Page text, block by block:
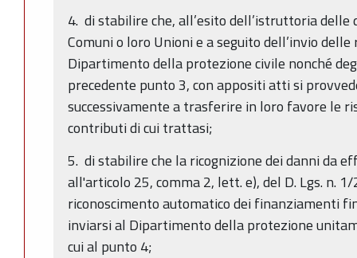
4. di stabilire che, all’esito dell’istruttoria delle
Comuni o loro Unioni e a seguito dell’invio
Dipartimento della protezione civile nonché
precedente punto 3, con appositi atti si
successivamente a trasferire in loro favore le
contributi di cui trattasi;
5. di stabilire che la ricognizione dei danni da
all'articolo 25, comma 2, lett. e), del D. Lgs. n.
riconoscimento automatico dei finanziamenti
inviarsi al Dipartimento della protezione
cui al punto 4;